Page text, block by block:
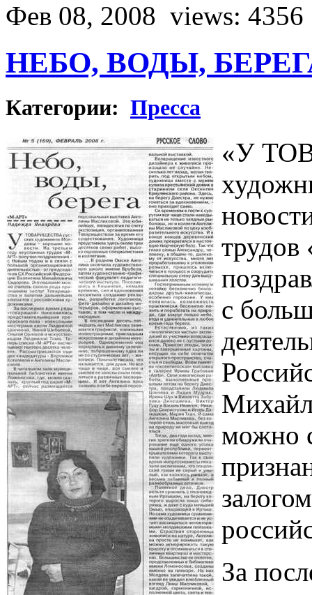
Фев 08, 2008 views: 4356
НЕБО, ВОДЫ,
Категории: Пресса
«У
с
можно
За